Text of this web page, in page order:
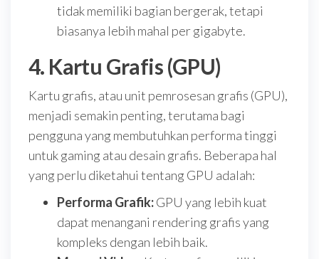
tidak memiliki bagian bergerak, tetapi
biasanya lebih mahal per gigabyte.
4. Kartu Grafis (GPU)
Kartu grafis, atau unit pemrosesan grafis (GPU),
menjadi semakin penting, terutama bagi
pengguna yang membutuhkan performa tinggi
untuk gaming atau desain grafis. Beberapa hal
yang perlu diketahui tentang GPU adalah:
Performa Grafik:GPU yang lebih kuat
dapat menangani rendering grafis yang
kompleks dengan lebih baik.